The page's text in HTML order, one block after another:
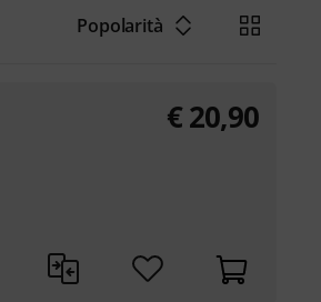
Popolarità
€ 20,90